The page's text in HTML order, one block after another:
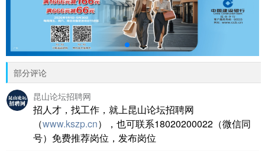
部分评论
昆山论坛招聘网
招人才，找工作，就上昆山论坛招聘网
（www.kszp.cn），也可联系18020200022（微信同
号）免费推荐岗位，发布岗位